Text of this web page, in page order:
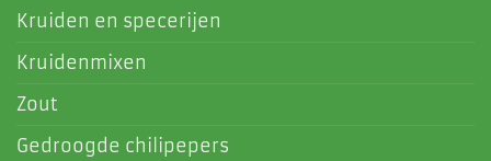
Kruiden en specerijen
Kruidenmixen
Zout
Gedroogde chilipepers